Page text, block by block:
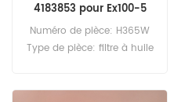
4183853 pour Ex100-5
Numéro de pièce: H365W
Type de pièce: filtre à huile